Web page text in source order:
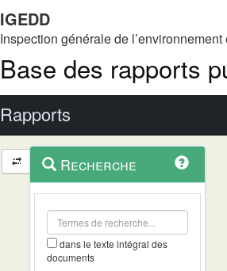
IGEDD
Inspection générale de
Base des rapports
Rapports
Navigation
et
outils
contextuel
Recherche
dans le texte intégral des
documents